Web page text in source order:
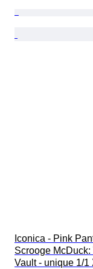
Iconica - Pink
Scrooge McDuck:
Vault - unique 1/1